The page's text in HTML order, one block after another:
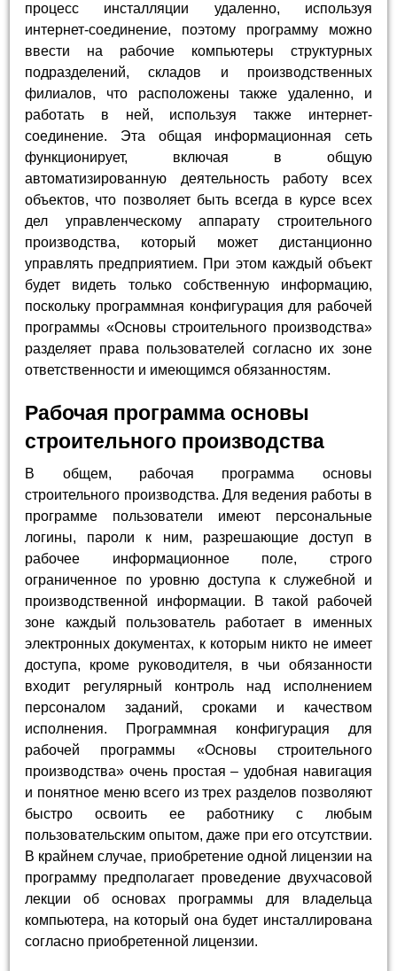
процесс инсталляции удаленно, используя
интернет-соединение, поэтому программу можно
ввести на рабочие компьютеры структурных
подразделений, складов и производственных
филиалов, что расположены также удаленно, и
работать в ней, используя также интернет-
соединение. Эта общая информационная сеть
функционирует, включая в общую
автоматизированную деятельность работу всех
объектов, что позволяет быть всегда в курсе всех
дел управленческому аппарату строительного
производства, который может дистанционно
управлять предприятием. При этом каждый объект
будет видеть только собственную информацию,
поскольку программная конфигурация для рабочей
программы «Основы строительного производства»
разделяет права пользователей согласно их зоне
ответственности и имеющимся обязанностям.
Рабочая программа основы
строительного производства
В общем, рабочая программа основы
строительного производства. Для ведения работы в
программе пользователи имеют персональные
логины, пароли к ним, разрешающие доступ в
рабочее информационное поле, строго
ограниченное по уровню доступа к служебной и
производственной информации. В такой рабочей
зоне каждый пользователь работает в именных
электронных документах, к которым никто не имеет
доступа, кроме руководителя, в чьи обязанности
входит регулярный контроль над исполнением
персоналом заданий, сроками и качеством
исполнения. Программная конфигурация для
рабочей программы «Основы строительного
производства» очень простая – удобная навигация
и понятное меню всего из трех разделов позволяют
быстро освоить ее работнику с любым
пользовательским опытом, даже при его отсутствии.
В крайнем случае, приобретение одной лицензии на
программу предполагает проведение двухчасовой
лекции об основах программы для владельца
компьютера, на который она будет инсталлирована
согласно приобретенной лицензии.